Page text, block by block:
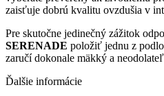
zaisťuje dobrú kvalitu ovzdušia v
Pre skutočne jedinečný zážitok
SERENADE položiť jednu z
zaručí dokonale mäkký a
Ďalšie informácie